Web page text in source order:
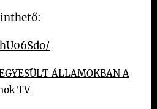
ÁLLAMOKBAN A
TV